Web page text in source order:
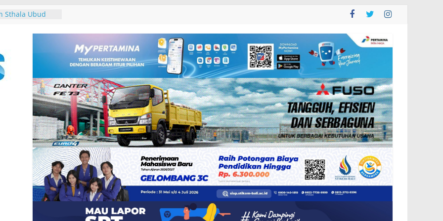
Sthala Ubud
2026,
Pameran
dan
Uang”
Tim Bersama
di Pantai
Tutik Kusuma
Demokrat
Rakyat melalui
25, Demokrat
Sampah
Tukik di Pantai